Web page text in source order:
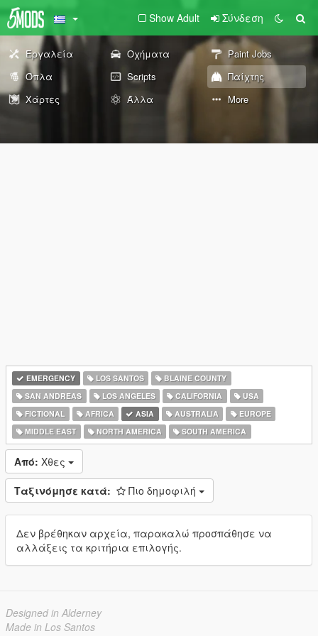
Show Adult Σύνδεση
Εργαλεία Οχήματα
Paint Jobs
Όπλα
Scripts
Παίχτης
Χάρτες
Άλλα More
EMERGENCY LOS SANTOS
BLAINE COUNTY
SAN ANDREAS
LOS ANGELES CALIFORNIA
USA
FICTIONAL
AFRICA ASIA AUSTRALIA
EUROPE
MIDDLE EAST
NORTH AMERICA SOUTH AMERICA
Από: Χθες
Ταξινόμησε κατά: Πιο δημοφιλή
Δεν βρέθηκαν αρχεία, παρακαλώ προσπάθησε να
αλλάξεις τα κριτήρια επιλογής.
Designed in Alderney
Made in Los Santos